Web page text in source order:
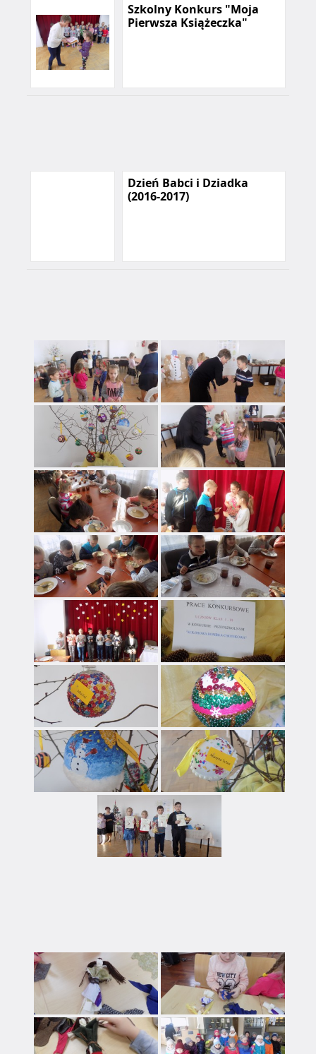
Szkolny Konkurs "Moja
Pierwsza Książeczka"
Dzień Babci i Dziadka
(2016-2017)